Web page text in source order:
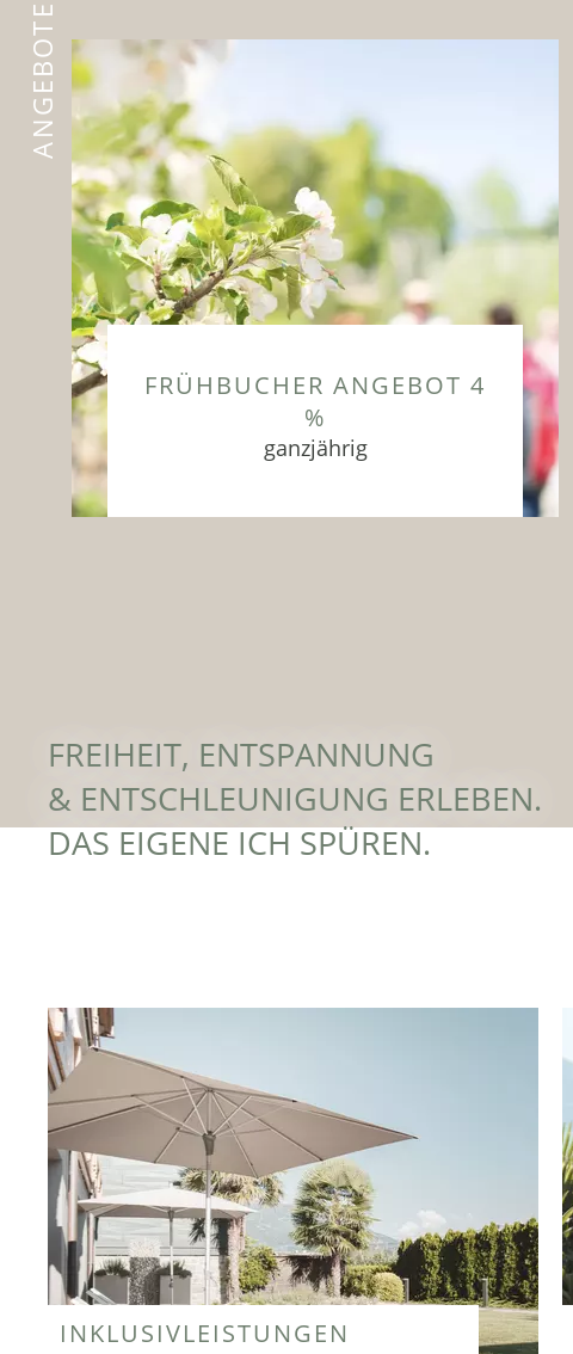
ANGEBOTE
FRÜHBUCHER ANGEBOT 4
%
ganzjährig
FREIHEIT, ENTSPANNUNG
& ENTSCHLEUNIGUNG ERLEBEN.
DAS EIGENE ICH SPÜREN.
INKLUSIVLEISTUNGEN